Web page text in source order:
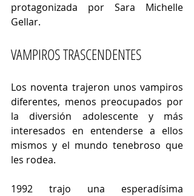
protagonizada por Sara Michelle
Gellar.
VAMPIROS TRASCENDENTES
Los noventa trajeron unos vampiros
diferentes, menos preocupados por
la diversión adolescente y más
interesados en entenderse a ellos
mismos y el mundo tenebroso que
les rodea.
1992 trajo una esperadísima